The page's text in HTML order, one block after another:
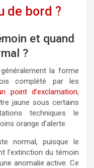
de bord ?
et quand
?
la forme
complété par les
point d’exclamation,
jaune sous certains
techniques le
orange d’alerte.
normal, puisque le
l’extinction du témoin
anomalie active. Ce